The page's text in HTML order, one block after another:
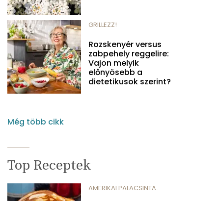
GRILLEZZ!
Rozskenyér versus
zabpehely reggelire:
Vajon melyik
előnyösebb a
dietetikusok szerint?
Még több cikk
Top Receptek
AMERIKAI PALACSINTA